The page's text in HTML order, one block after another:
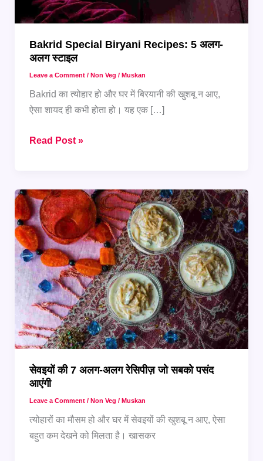
Bakrid Special Biryani Recipes: 5 अलग-
अलग स्टाइल
Leave a Comment / Non Veg / Muskan
Bakrid का त्योहार हो और घर में बिरयानी की खुशबू न आए,
ऐसा शायद ही कभी होता हो। यह एक […]
Bakrid
Recipes:
5
अलग-
अलग
स्टाइल
Read Post »
सेवइयों की 7 अलग-अलग रेसिपीज़ जो सबको पसंद
आएंगी
Leave a Comment / Non Veg / Muskan
त्योहारों का मौसम हो और घर में सेवइयों की खुशबू न आए, ऐसा
बहुत कम देखने को मिलता है। खासकर